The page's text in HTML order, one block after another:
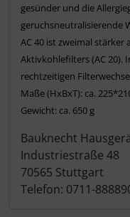
gesünder und die
geruchsneutralisierende
AC 40 ist zweimal stärker
Aktivkohlefilters (AC 20).
rechtzeitigen
Maße (HxBxT): ca.
Gewicht: ca. 650 g
Bauknecht
Industriestraße 48
70565 Stuttgart
Telefon: 0711-